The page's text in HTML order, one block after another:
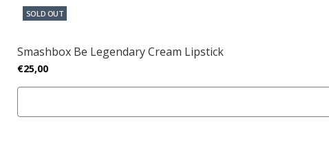
SOLD OUT
Smashbox Be Legendary Cream Lipstick
€25,00